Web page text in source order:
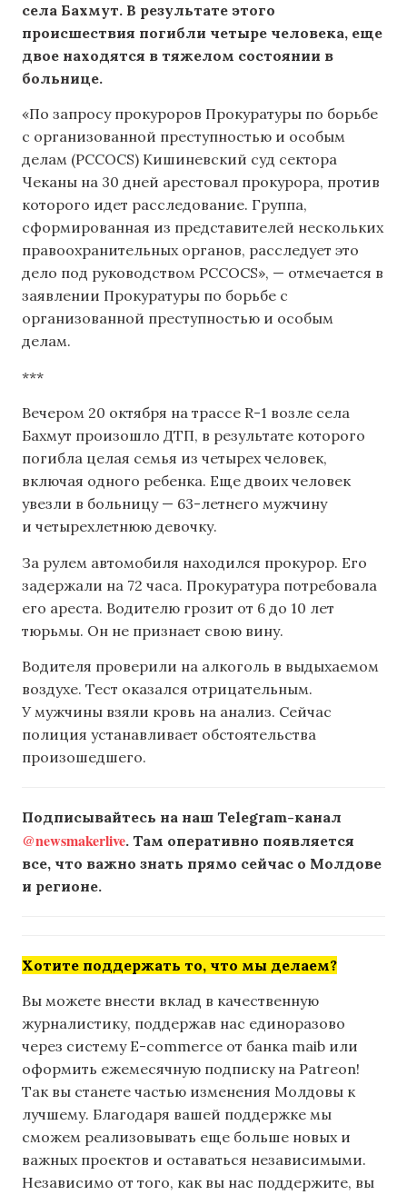
села Бахмут. В результате этого
происшествия погибли четыре человека, еще
двое находятся в тяжелом состоянии в
больнице.
«По запросу прокуроров Прокуратуры по борьбе
с организованной преступностью и особым
делам (PCCOCS) Кишиневский суд сектора
Чеканы на 30 дней арестовал прокурора, против
которого идет расследование. Группа,
сформированная из представителей нескольких
правоохранительных органов, расследует это
дело под руководством PCCOCS», — отмечается в
заявлении Прокуратуры по борьбе с
организованной преступностью и особым
делам.
***
Вечером 20 октября на трассе R-1 возле села
Бахмут произошло ДТП, в результате которого
погибла целая семья из четырех человек,
включая одного ребенка. Еще двоих человек
увезли в больницу — 63-летнего мужчину
и четырехлетнюю девочку.
За рулем автомобиля находился прокурор. Его
задержали на 72 часа. Прокуратура потребовала
его ареста. Водителю грозит от 6 до 10 лет
тюрьмы. Он не признает свою вину.
Водителя проверили на алкоголь в выдыхаемом
воздухе. Тест оказался отрицательным.
У мужчины взяли кровь на анализ. Сейчас
полиция устанавливает обстоятельства
произошедшего.
Подписывайтесь на наш Telegram-канал
@newsmakerlive. Там оперативно появляется
все, что важно знать прямо сейчас о Молдове
и регионе.
Хотите поддержать то, что мы делаем?
Вы можете внести вклад в качественную
журналистику, поддержав нас единоразово
через систему E-commerce от банка maib или
оформить ежемесячную подписку на Patreon!
Так вы станете частью изменения Молдовы к
лучшему. Благодаря вашей поддержке мы
сможем реализовывать еще больше новых и
важных проектов и оставаться независимыми.
Независимо от того, как вы нас поддержите, вы